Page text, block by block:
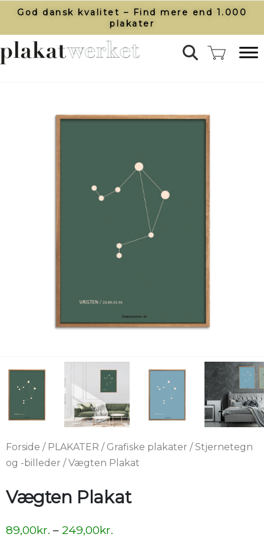
God dansk kvalitet – Find mere end 1.000
plakater​
Forside / PLAKATER / Grafiske plakater /Stjernetegn
og -billeder / Vægten Plakat
Vægten Plakat
89,00kr. – 249,00kr.